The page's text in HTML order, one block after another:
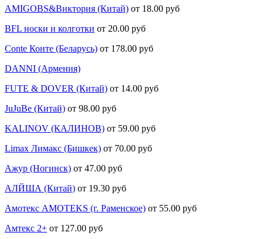
AMIGOBS&Виктория (Китай) от 18.00 руб
BFL носки и колготки от 20.00 руб
Conte Конте (Беларусь) от 178.00 руб
DANNI (Армения)
FUTE & DOVER (Китай) от 14.00 руб
JuJuBe (Китай) от 98.00 руб
KALINOV (КАЛИНОВ) от 59.00 руб
Limax Лимакс (Бишкек) от 70.00 руб
Ажур (Ногинск) от 47.00 руб
АЛЙША (Китай) от 19.30 руб
Амотекс AMOTEKS (г. Раменское) от 55.00 руб
Амтекс 2+ от 127.00 руб